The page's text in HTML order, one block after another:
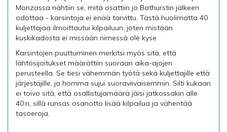
Monzassa nähtiin se, mitä osattiin jo Bathurstin jälkeen
odottaa - karsintoja ei enää tarvittu. Tästä huolimatta 40
kuljettajaa ilmoittautui kilpailuun, joten mistään
kuskikadosta ei missään nimessä ole kyse.
Karsintojen puuttuminen merkitsi myös sitä, että
lähtösijoitukset määrättiin suoraan aika-ajojen
perusteella. Se tiesi vähemmän työtä sekä kuljettajille että
järjestäjille, ja homma sujui suoraviivaisemmin. Silti kukaan
ei toivo sitä, että osallistujamäärä jäisi jatkossakin alle
40:n, sillä runsas osanotto lisää kilpailua ja vähentää
tasoeroja.